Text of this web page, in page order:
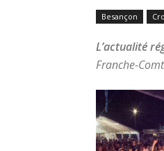
Besançon
L’actualité
Franche-